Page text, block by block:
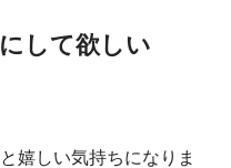
して欲しい
嬉しい気持ちになりま